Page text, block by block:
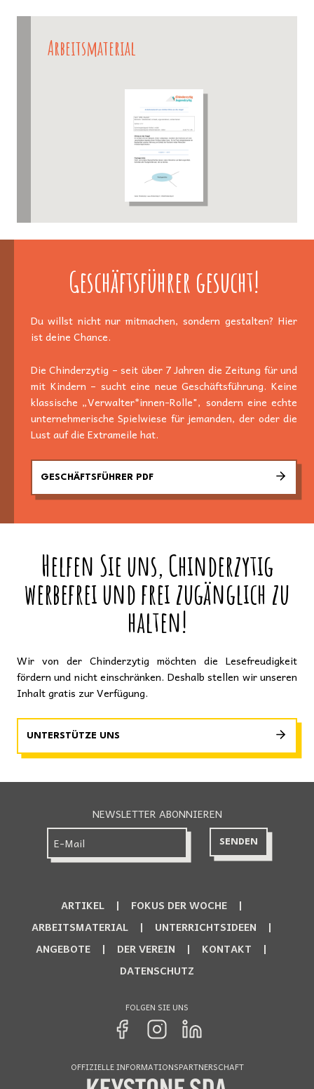
Arbeitsmaterial
Geschäftsführer gesucht!
Du willst nicht nur mitmachen, sondern gestalten? Hier
ist deine Chance.
Die Chinderzytig – seit über 7 Jahren die Zeitung für und
mit Kindern – sucht eine neue Geschäftsführung. Keine
klassische „Verwalter*innen-Rolle", sondern eine echte
unternehmerische Spielwiese für jemanden, der oder die
Lust auf die Extrameile hat.
GESCHÄFTSFÜHRER PDF
Helfen Sie uns, Chinderzytig
werbefrei und frei zugänglich zu
halten!
Wir von der Chinderzytig möchten die Lesefreudigkeit
fördern und nicht einschränken. Deshalb stellen wir unseren
Inhalt gratis zur Verfügung.
UNTERSTÜTZE UNS
NEWSLETTER ABONNIEREN
ARTIKEL
FOKUS DER WOCHE
ARBEITSMATERIAL
UNTERRICHTSIDEEN
ANGEBOTE
DER VEREIN
KONTAKT
DATENSCHUTZ
FOLGEN SIE UNS
OFFIZIELLE INFORMATIONSPARTNERSCHAFT